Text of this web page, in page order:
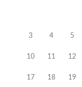
3 4 5
10 11 12
17 18 19